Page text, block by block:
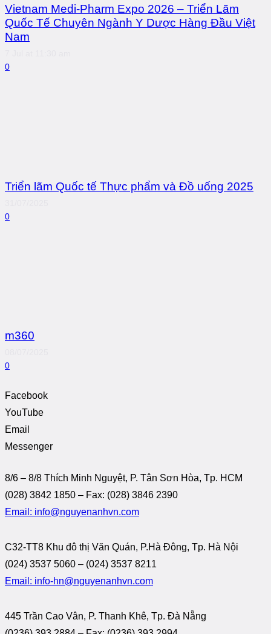
Vietnam Medi-Pharm Expo 2026 – Triển Lãm
Quốc Tế Chuyên Ngành Y Dược Hàng Đầu Việt
Nam
0
Triển lãm Quốc tế Thực phẩm và Đồ uống 2025
0
m360
0
Facebook
YouTube
Email
Messenger
8/6 – 8/8 Thích Minh Nguyệt, P. Tân Sơn Hòa, Tp. HCM
(028) 3842 1850 – Fax: (028) 3846 2390
Email: info@nguyenanhvn.com
C32-TT8 Khu đô thị Văn Quán, P.Hà Đông, Tp. Hà Nội
(024) 3537 5060 – (024) 3537 8211
Email: info-hn@nguyenanhvn.com
445 Trần Cao Vân, P. Thanh Khê, Tp. Đà Nẵng